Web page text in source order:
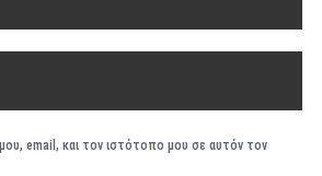
email, και τον ιστότοπο μου σε αυτόν τον